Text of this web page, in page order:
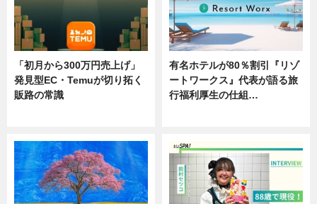
「初月から300万円売上げ」
発見型EC・Temuが切り拓く
販路の常識
有名ホテルが80％割引『リゾ
ートワークス』代表が語る旅
行福利厚生の仕組…